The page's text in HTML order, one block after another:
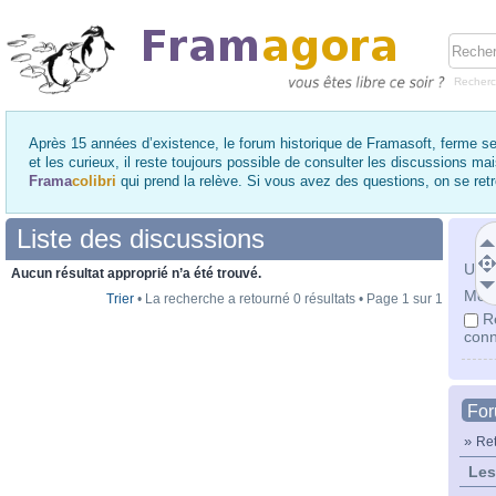
Après 15 années d’existence, le forum historique de Framasoft, ferme
et les curieux, il reste toujours possible de consulter les discussions
Framacolibri qui prend la relève. Si vous avez des questions, on se
Mot
»
Liste des discussions
Aucun résultat approprié n’a été trouvé.
Trier • La recherche a retourné 0 résultats • Page 1 sur 1